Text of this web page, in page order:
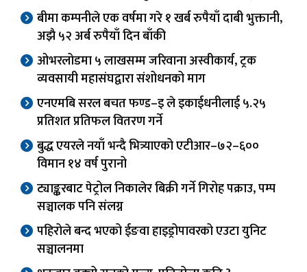
बीमा कम्पनीले एक वर्षमा गरे १ खर्ब रुपैयाँ दाबी भुक्तानी,
अझै ५२ अर्ब रुपैयाँ दिन बाँकी
ओभरलोडमा ५ लाखसम्म जरिवाना अस्वीकार्य, ट्रक
व्यवसायी महासंघद्वारा संशोधनको माग
एनएमबि सरल बचत फण्ड–इ ले इकाईधनीलाई ५.२५
प्रतिशत प्रतिफल वितरण गर्ने
बुद्ध एयरले नयाँ भन्दै भित्र्याएको एटीआर–७२–६००
विमान १४ वर्ष पुरानो
ट्याङ्करबाट पेट्रोल निकालेर बिक्री गर्ने गिरोह पक्राउ, पम्प
सञ्चालक पनि संलग्न
पहिरोले बन्द भएको ईङवा हाइड्रोपावरको एउटा युनिट
सञ्चालनमा